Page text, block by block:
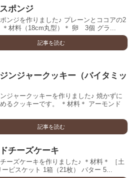
ポンジ
ンジを作りました♪ プレーンとココアの2
＊材料（18cm丸型）＊ 卵 3個 グラ...
記事を読む
ンジャークッキー（バイタミッ
ジャークッキーを作りました♪ 焼かずに
るクッキーです。 ＊材料＊ アーモンド
記事を読む
チーズケーキ
ーズケーキを作りました♪ ＊材料＊ ［土
ービスケット 1箱（21枚） バター 5...